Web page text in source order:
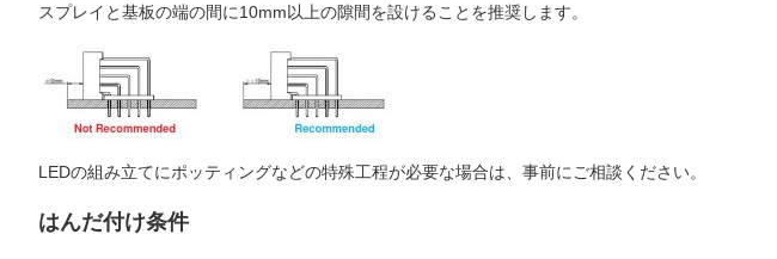
スプレイと基板の端の間に10mm以上の隙間を設けることを推奨します。
LEDの組み立てにポッティングなどの特殊工程が必要な場合は、事前にご相談ください。
はんだ付け条件